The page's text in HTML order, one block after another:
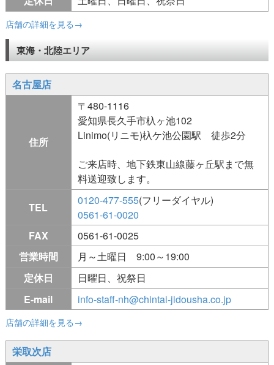
店舗の詳細を見る→
東海・北陸エリア
名古屋店
住所
〒480-1116
愛知県長久手市杁ヶ池102
Linimo(リニモ)杁ケ池公園駅 徒歩2分
ご来店時、地下鉄東山線藤ヶ丘駅まで無
料送迎致します。
TEL
0120-477-555(フリーダイヤル)
0561-61-0020
FAX
0561-61-0025
営業時間
月～土曜日 9:00～19:00
定休日
日曜日、祝祭日
E-mail
info-staff-nh@chintai-jidousha.co.jp
店舗の詳細を見る→
栄取次店